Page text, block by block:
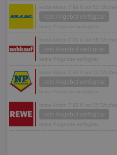
letzte Aktion 7,99 € vor 52 Wochen
kein Angebot verfügbar
keine Prognose verfügbar
letzte Aktion 7,99 € vor 38 Wochen
kein Angebot verfügbar
keine Prognose verfügbar
letzte Aktion 7,99 € vor 52 Wochen
kein Angebot verfügbar
keine Prognose verfügbar
letzte Aktion 7,99 € vor 35 Wochen
kein Angebot verfügbar
keine Prognose verfügbar